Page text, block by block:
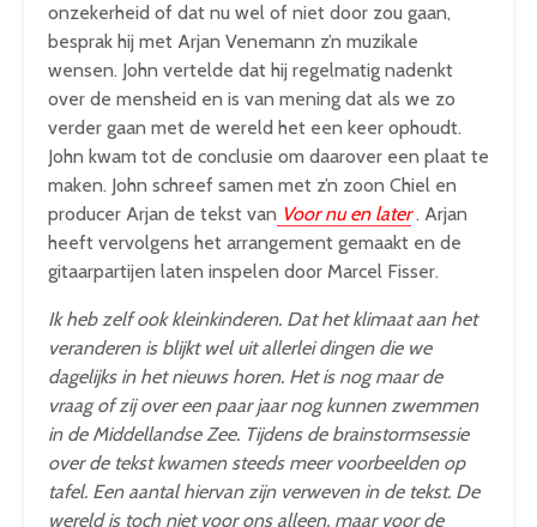
onzekerheid of dat nu wel of niet door zou gaan,
besprak hij met Arjan Venemann z’n muzikale
wensen. John vertelde dat hij regelmatig nadenkt
over de mensheid en is van mening dat als we zo
verder gaan met de wereld het een keer ophoudt.
John kwam tot de conclusie om daarover een plaat te
maken. John schreef samen met z’n zoon Chiel en
producer Arjan de tekst van Voor nu en later. Arjan
heeft vervolgens het arrangement gemaakt en de
gitaarpartijen laten inspelen door Marcel Fisser.
Ik heb zelf ook kleinkinderen. Dat het klimaat aan het
veranderen is blijkt wel uit allerlei dingen die we
dagelijks in het nieuws horen. Het is nog maar de
vraag of zij over een paar jaar nog kunnen zwemmen
in de Middellandse Zee. Tijdens de brainstormsessie
over de tekst kwamen steeds meer voorbeelden op
tafel. Een aantal hiervan zijn verweven in de tekst. De
wereld is toch niet voor ons alleen, maar voor de